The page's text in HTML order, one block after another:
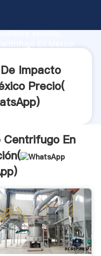
servicio,
Impacto
Precio(
)
En
)